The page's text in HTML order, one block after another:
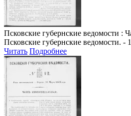
Псковские губернские ведомости :
Псковские губернские ведомости.
Читать Подробнее